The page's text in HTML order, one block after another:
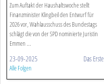
Zum Auftakt der Haushaltswoche stellt
Finanzminister Klingbeil den Entwurf für
2026 vor, Wahlausschuss des Bundestags
schlägt die von der SPD nominierte Juristin
Emmen ...
23-09-2025 Das Erste
Alle Folgen